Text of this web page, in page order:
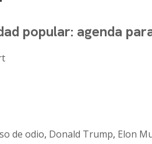
popular: agenda
de odio, Donald Trump, Elon